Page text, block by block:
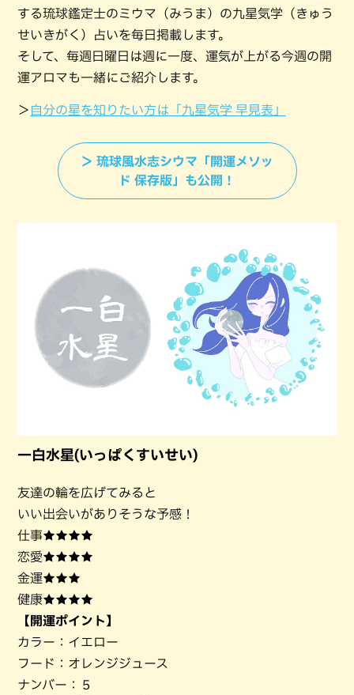
する琉球鑑定士のミウマ（みうま）の九星気学（きゅう
せいきがく）占いを毎日掲載します。
そして、毎週日曜日は週に一度、運気が上がる今週の開
運アロマも一緒にご紹介します。
＞ 自分の星を知りたい方は「九星気学 早見表」
＞ 琉球風水志シウマ「開運メソッ
ド 保存版」も公開！
一白水星(いっぱくすいせい)
友達の輪を広げてみると
いい出会いがありそうな予感！
仕事★★★★
恋愛★★★★
金運★★★
健康★★★★
【開運ポイント】
カラー：イエロー
フード：オレンジジュース
ナンバー：５